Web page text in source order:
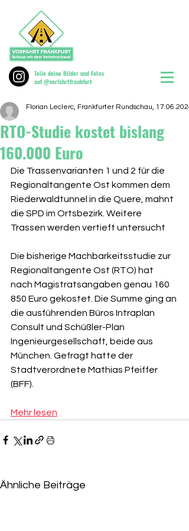
Teile deine Bilder und Fotos
auf @vorfahrtfrankfurt
RTO-Studie kostet bislang
160.000 Euro
Florian Leclerc, Frankfurter Rundschau, 17.06.2024
Die Trassenvarianten 1 und 2 für die
Regionaltangente Ost kommen dem
Riederwaldtunnel in die Quere, mahnt
die SPD im Ortsbezirk. Weitere
Trassen werden vertieft untersucht
Die bisherige Machbarkeitsstudie zur
Regionaltangente Ost (RTO) hat
nach Magistratsangaben genau 160
850 Euro gekostet. Die Summe ging an
die ausführenden Büros Intraplan
Consult und Schüßler-Plan
Ingenieurgesellschaft, beide aus
München. Gefragt hatte der
Stadtverordnete Mathias Pfeiffer
(BFF).
Mehr lesen
Ähnliche Beiträge